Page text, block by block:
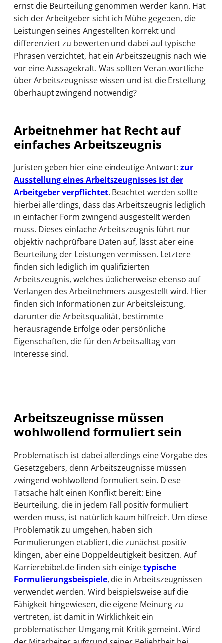
ernst die Beurteilung genommen werden kann. Hat
sich der Arbeitgeber sichtlich Mühe gegeben, die
Leistungen seines Angestellten korrekt und
differenziert zu bewerten und dabei auf typische
Phrasen verzichtet, hat ein Arbeitszeugnis nach wie
vor eine Aussagekraft. Was sollten Verantwortliche
über Arbeitszeugnisse wissen und ist die Erstellung
überhaupt zwingend notwendig?
Arbeitnehmer hat Recht auf
einfaches Arbeitszeugnis
Juristen geben hier eine eindeutige Antwort: zur
Ausstellung eines Arbeitszeugnisses ist der
Arbeitgeber verpflichtet. Beachtet werden sollte
hierbei allerdings, dass das Arbeitszeugnis lediglich
in einfacher Form zwingend ausgestellt werden
muss. Dieses einfache Arbeitszeugnis führt nur
objektiv nachprüfbare Daten auf, lässt aber eine
Beurteilung der Leistungen vermissen. Letztere
finden sich lediglich im qualifizierten
Arbeitszeugnis, welches üblicherweise ebenso auf
Verlangen des Arbeitnehmers ausgestellt wird. Hier
finden sich Informationen zur Arbeitsleistung,
darunter die Arbeitsqualität, bestimmte
herausragende Erfolge oder persönliche
Eigenschaften, die für den Arbeitsalltag von
Interesse sind.
Arbeitszeugnisse müssen
wohlwollend formuliert sein
Problematisch ist dabei allerdings eine Vorgabe des
Gesetzgebers, denn Arbeitszeugnisse müssen
zwingend wohlwollend formuliert sein. Diese
Tatsache hält einen Konflikt bereit: Eine
Beurteilung, die in jedem Fall positiv formuliert
werden muss, ist natürlich kaum hilfreich. Um diese
Problematik zu umgehen, haben sich
Formulierungen etabliert, die zunächst positiv
klingen, aber eine Doppeldeutigkeit besitzen. Auf
Karrierebibel.de finden sich einigetypische
Formulierungsbeispiele, die in Arbeitszeugnissen
verwendet werden. Wird beispielsweise auf die
Fähigkeit hingewiesen, die eigene Meinung zu
vertreten, ist damit in Wirklichkeit ein
problematischer Umgang mit Kritik gemeint. Wird